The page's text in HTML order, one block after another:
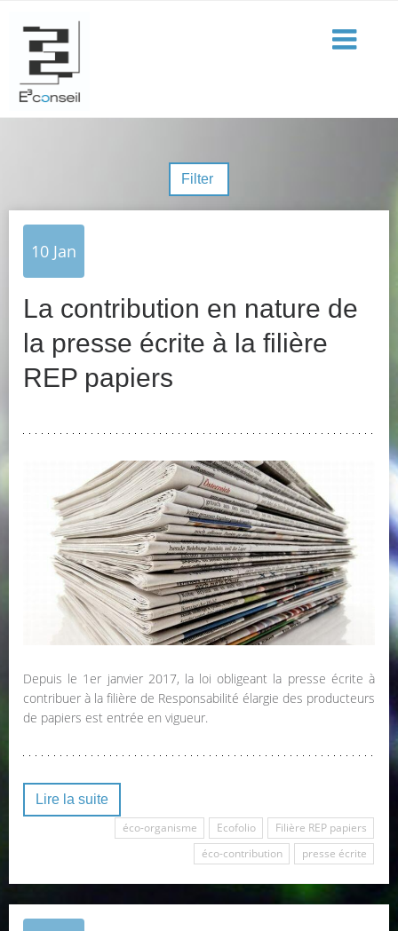
10 Jan
La contribution en nature de
la presse écrite à la filière
REP papiers
Depuis le 1er janvier 2017, la loi obligeant la presse écrite à
contribuer à la filière de Responsabilité élargie des producteurs
de papiers est entrée en vigueur.
Lire la suite
éco-organisme
Ecofolio
Filière REP papiers
éco-contribution
presse écrite
Filter